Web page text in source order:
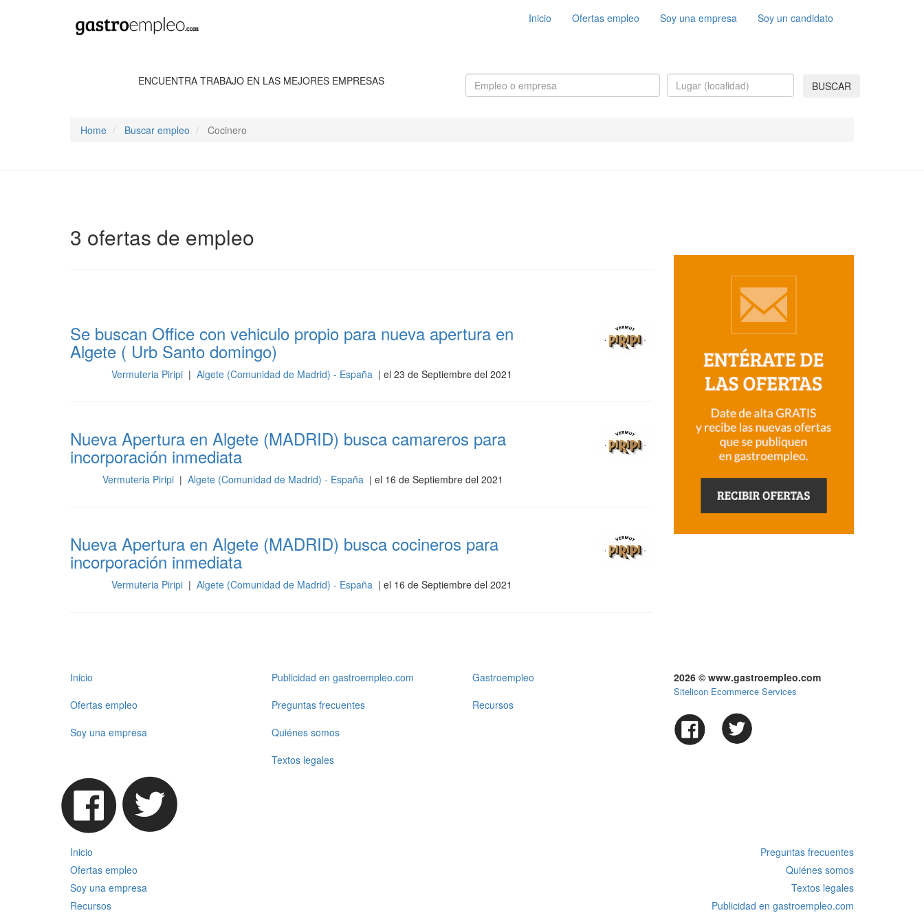
Inicio Ofertas empleo Soy una empresa Soy un candidato
ENCUENTRA TRABAJO EN LAS MEJORES EMPRESAS BUSCAR
Home Buscar empleo Cocinero
3 ofertas de empleo
Se buscan Office con vehiculo propio para nueva apertura en
Algete ( Urb Santo domingo)
Vermuteria Piripi | Algete (Comunidad de Madrid) - España | el 23 de Septiembre del 2021
Nueva Apertura en Algete (MADRID) busca camareros para
incorporación inmediata
Vermuteria Piripi | Algete (Comunidad de Madrid) - España | el 16 de Septiembre del 2021
Nueva Apertura en Algete (MADRID) busca cocineros para
incorporación inmediata
Vermuteria Piripi | Algete (Comunidad de Madrid) - España | el 16 de Septiembre del 2021
Inicio
Ofertas empleo
Soy una empresa
Publicidad en gastroempleo.com
Preguntas frecuentes
Quiénes somos
Textos legales
Gastroempleo
Recursos
2026 © www.gastroempleo.com
Sitelicon Ecommerce Services
Inicio
Preguntas frecuentes
Ofertas empleo
Quiénes somos
Soy una empresa
Textos legales
Recursos
Publicidad en gastroempleo.com